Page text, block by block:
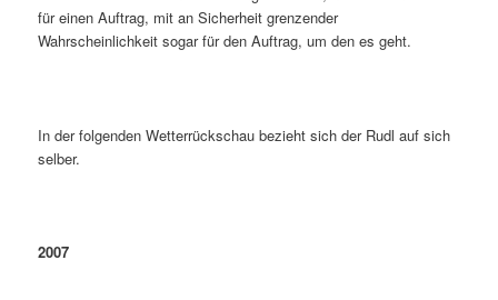
für einen Auftrag, mit an Sicherheit grenzender
Wahrscheinlichkeit sogar für den Auftrag, um den es geht.
In der folgenden Wetterrückschau bezieht sich der Rudl auf sich
selber.
2007